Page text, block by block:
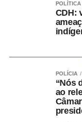
chegou a descartar
“Martelo batido,
Na mesma
Novo, PL e MDB e
a um consenso
A escolha de
POLÍTICA
CDH:
POLÍCIA
“Nós
ao